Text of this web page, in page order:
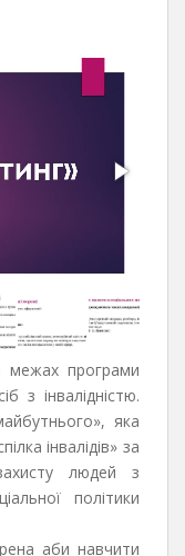
межах програми
з інвалідністю.
яка
інвалідів» за
людей з
політики
аби навчити